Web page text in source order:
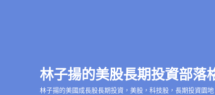
林子揚的美股長期投資部落
林子揚的美國成長股長期投資，美股，科技股，長期投資園地